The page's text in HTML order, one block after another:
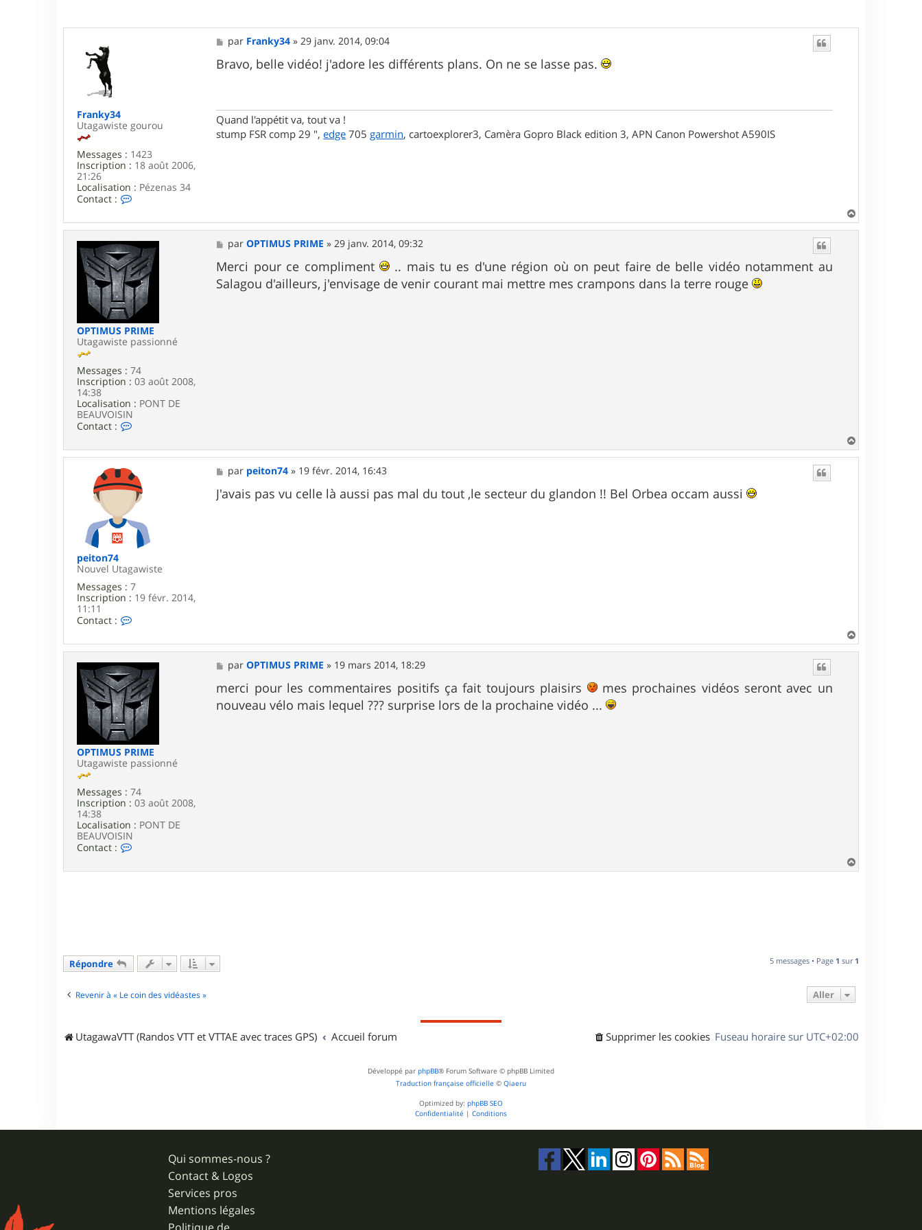
Franky34
Utagawiste gourou
Messages : 1423
Inscription : 18 août 2006,
21:26
Localisation : Pézenas 34
Contact :
n
t
a
c
t
e
r
F
r
a
n
k
4
M
e
s
s
par Franky34 »29 janv. 2014, 09:04
Bravo, belle vidéo! j'adore les différents plans. On ne se lasse pas.
Quand l'appétit va, tout va !
stump FSR comp 29 ",edge 705 garmin, cartoexplorer3, Camèra Gopro Black edition 3, APN Canon Powershot A590IS
a
OPTIMUS PRIME
Utagawiste passionné
Messages : 74
Inscription : 03 août 2008,
14:38
Localisation : PONT DE
BEAUVOISIN
Contact :
t
c
t
e
O
P
T
M
S
P
E
M
e
s
s
a
parOPTIMUS PRIME »29 janv. 2014, 09:32
Merci pour ce compliment
.. mais tu es d'une région où on peut faire de belle vidéo notamment au
Salagou d'ailleurs, j'envisage de venir courant mai mettre mes crampons dans la terre rouge
a
peiton74
Nouvel Utagawiste
Messages : 7
Inscription : 19 févr. 2014,
11:11
Contact :
n
t
a
c
t
e
r
p
e
i
t
o
4
M
e
s
s
par peiton74 » 19 févr. 2014, 16:43
J'avais pas vu celle là aussi pas mal du tout ,le secteur du glandon !! Bel Orbea occam aussi
a
OPTIMUS PRIME
Utagawiste passionné
Messages : 74
Inscription : 03 août 2008,
14:38
Localisation : PONT DE
BEAUVOISIN
Contact :
P
M
U
R
I
M
e
s
s
a
parOPTIMUS PRIME » 19 mars 2014, 18:29
merci pour les commentaires positifs ça fait toujours plaisirs
mes prochaines vidéos seront avec un
nouveau vélo mais lequel ??? surprise lors de la prochaine vidéo ...
a
Répondre 5 messages • Page 1 sur 1
Revenir à « Le coin des vidéastes » Aller
UtagawaVTT (Randos VTT et VTTAE avec traces GPS) Accueil forum Fuseau horaire sur UTC+02:00
Supprimer les cookies
Développé par phpBB® Forum Software © phpBB Limited
Traduction française officielle © Qiaeru
Optimized by: phpBB SEO
Confidentialité | Conditions
Qui sommes-nous ?
Contact & Logos
Services pros
Mentions légales